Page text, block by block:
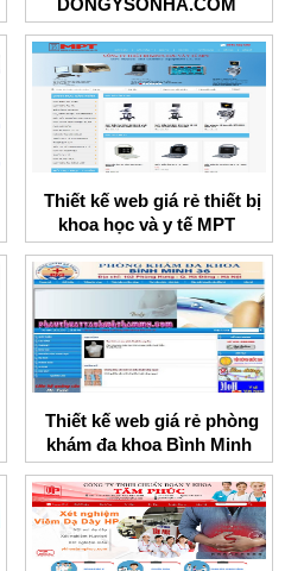
DONGYSONHA.COM
Thiết kế web giá rẻ thiết bị
khoa học và y tế MPT
Thiết kế web giá rẻ phòng
khám đa khoa Bình Minh
36